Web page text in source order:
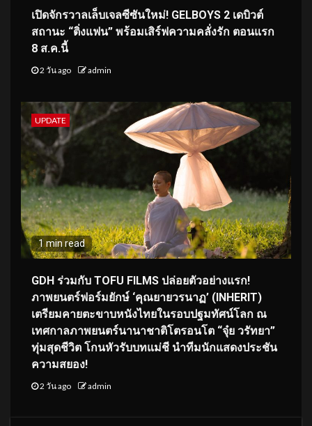
เปิดจักรวาลเล็บเจลซีซันใหม่! GELBOYS 2 เดบิวต์
สถานะ “ติ่งแฟน” พร้อมเสิร์ฟความคลั่งรัก ตอนแรก
8 ส.ค.นี้
2 วัน ago admin
UPDATE
1 min read
GDH ร่วมกับ TOFU FILMS ปล่อยตัวอย่างแรก!
ภาพยนตร์ฟอร์มยักษ์ ‘คุณยายวรนาฏ’ (INHERIT)
เตรียมคายตะขาบหนังไทยในรอบปฐมทัศน์โลก ณ
เทศกาลภาพยนตร์นานาชาติโตรอนโต “จุ๋ย วรัทยา”
ทุ่มสุดชีวิต โกนหัวรับบทแม่ชี นำทีมนักแสดงประชัน
ความสยอง!
2 วัน ago admin